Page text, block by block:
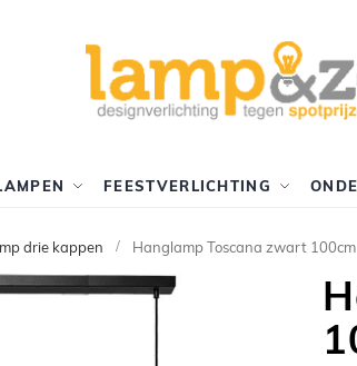
FEESTVERLICHTING
drie kappen Hanglamp Toscana zwart 100cm